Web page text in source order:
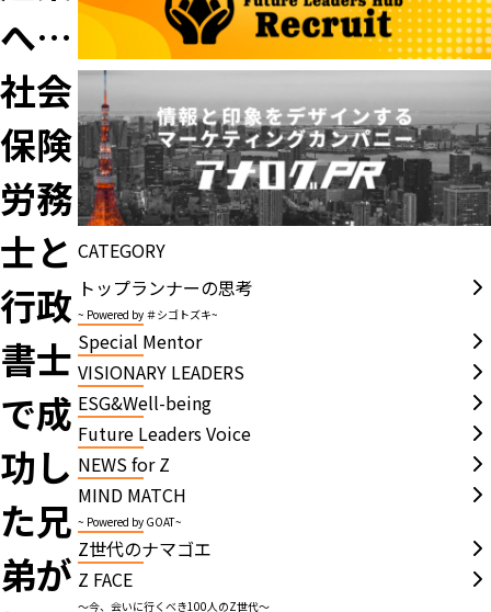
へ…
社会
保険
労務
士と
行政
書士
で成
功し
た兄
弟が
CATEGORY
トップランナーの思考
~ Powered by ＃シゴトズキ~
Special Mentor
VISIONARY LEADERS
ESG&Well-being
Future Leaders Voice
NEWS for Z
MIND MATCH
~ Powered by GOAT~
Z世代のナマゴエ
Z FACE
～今、会いに行くべき100人のZ世代～